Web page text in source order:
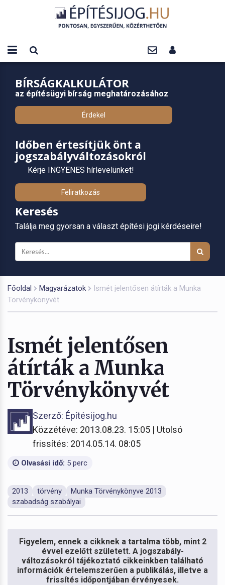
BÍRSÁGKALKULÁTOR
az építésügyi bírság meghatározásához
Érdekel
Időben értesítjük önt a
jogszabályváltozásokról
Kérje INGYENES hírlevelünket!
Feliratkozás
Keresés
Találja meg gyorsan a választ építési jogi kérdéseire!
Főoldal Magyarázatok
Ismét jelentősen átírták a Munka
Törvénykönyvét
Ismét jelentősen
átírták a Munka
Törvénykönyvét
Szerző: Építésijog.hu
Közzétéve: 2013.08.23. 15:05 | Utolsó
frissítés: 2014.05.14. 08:05
Olvasási idő: 5 perc
2013 törvény
Munka Törvénykönyve 2013
szabadság szabályai
Figyelem, ennek a cikknek a tartalma több, mint 2
évvel ezelőtt született. A jogszabály-
változásokról tájékoztató cikkeinkben található
információk értelemszerűen a publikálás, illetve a
frissítés időpontjában érvényesek.